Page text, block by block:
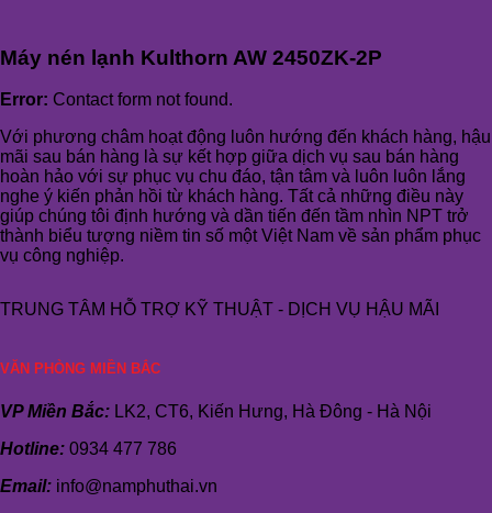
Máy nén lạnh Kulthorn AW 2450ZK-2P
Error: Contact form not found.
Với phương châm hoạt động luôn hướng đến khách hàng, hậu
mãi sau bán hàng là sự kết hợp giữa dịch vụ sau bán hàng
hoàn hảo với sự phục vụ chu đáo, tận tâm và luôn luôn lắng
nghe ý kiến phản hồi từ khách hàng. Tất cả những điều này
giúp chúng tôi định hướng và dần tiến đến tầm nhìn NPT trở
thành biểu tượng niềm tin số một Việt Nam về sản phẩm phục
vụ công nghiệp.
TRUNG TÂM HỖ TRỢ KỸ THUẬT - DỊCH VỤ HẬU MÃI
VĂN PHÒNG MIỀN BẮC
VP Miền Bắc: LK2, CT6, Kiến Hưng, Hà Đông - Hà Nội
Hotline: 0934 477 786
Email: info@namphuthai.vn